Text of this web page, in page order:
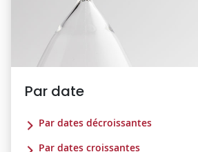
Par date
Par dates décroissantes
Par dates croissantes